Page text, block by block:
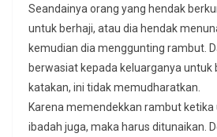
Seandainya orang yang hendak
untuk berhaji, atau dia hendak
kemudian dia menggunting rambut.
berwasiat kepada keluarganya untuk
katakan, ini tidak memudharatkan.
Karena memendekkan rambut
ibadah juga, maka harus ditunaikan.